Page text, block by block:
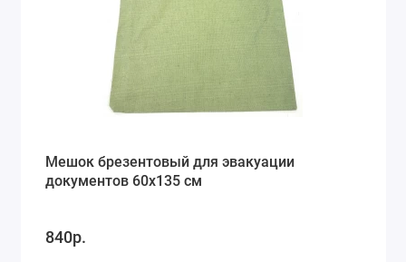
Мешок брезентовый для эвакуации
документов 60х135 см
840р.